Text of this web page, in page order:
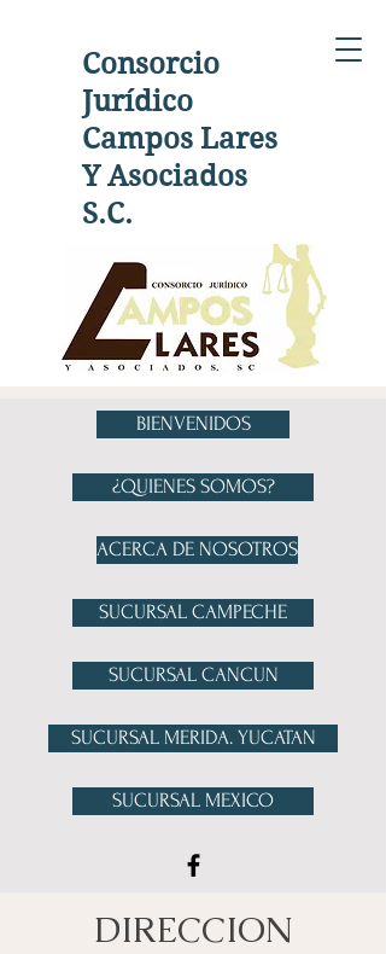
Consorcio
Jurídico
Campos Lares
Y Asociados
S.C.
BIENVENIDOS
¿QUIENES SOMOS?
ACERCA DE NOSOTROS
SUCURSAL CAMPECHE
SUCURSAL CANCUN
SUCURSAL MERIDA. YUCATAN
SUCURSAL MEXICO
DIRECCION